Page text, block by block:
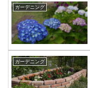
ガーデニング
ガーデニング